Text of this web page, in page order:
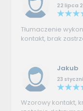
22 lipca
Tłumaczenie
kontakt, brak
Jakub
23
Wzorowy kontakt,